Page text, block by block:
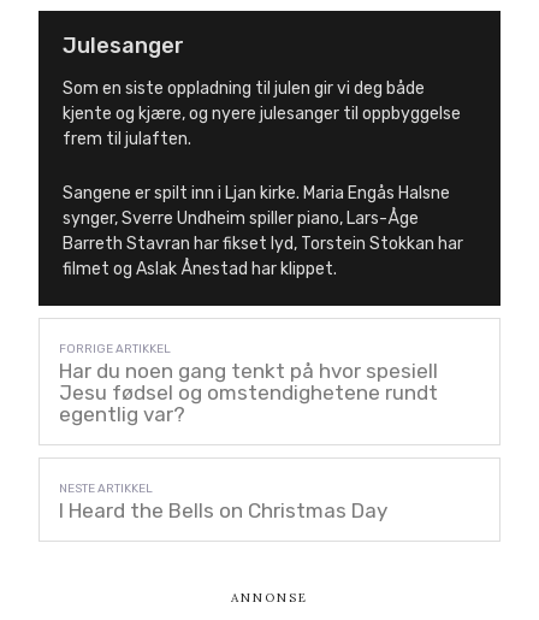
Julesanger
Som en siste oppladning til julen gir vi deg både
kjente og kjære, og nyere julesanger til oppbyggelse
frem til julaften.
Sangene er spilt inn i Ljan kirke. Maria Engås Halsne
synger, Sverre Undheim spiller piano, Lars-Åge
Barreth Stavran har fikset lyd, Torstein Stokkan har
filmet og Aslak Ånestad har klippet.
Har du noen gang tenkt på hvor spesiell
Jesu fødsel og omstendighetene rundt
egentlig var?
I Heard the Bells on Christmas Day